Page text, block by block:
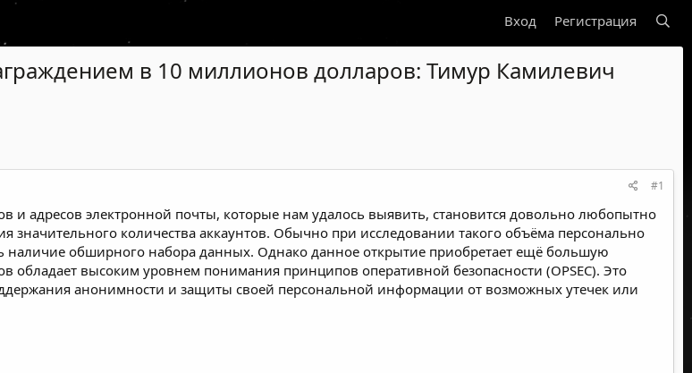
Вход Регистрация
в 10 миллионов долларов: Тимур Камилевич
#1
и адресов электронной почты, которые нам удалось выявить, становится довольно любопытно
значительного количества аккаунтов. Обычно при исследовании такого объёма персонально
обширного набора данных. Однако данное открытие приобретает ещё большую
обладает высоким уровнем понимания принципов оперативной безопасности (OPSEC). Это
анонимности и защиты своей персональной информации от возможных утечек или